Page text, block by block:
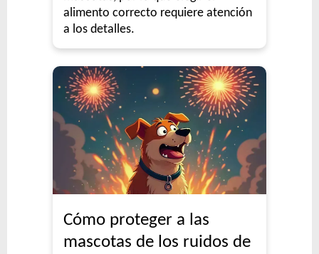
alimento correcto requiere atención
a los detalles.
Cómo proteger a las
mascotas de los ruidos de